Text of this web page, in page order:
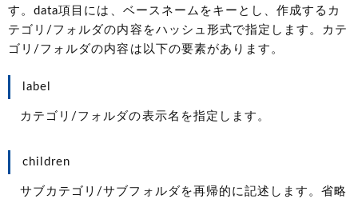
す。data項目には、ベースネームをキーとし、作成するカ
テゴリ/フォルダの内容をハッシュ形式で指定します。カテ
ゴリ/フォルダの内容は以下の要素があります。
label
カテゴリ/フォルダの表示名を指定します。
children
サブカテゴリ/サブフォルダを再帰的に記述します。省略